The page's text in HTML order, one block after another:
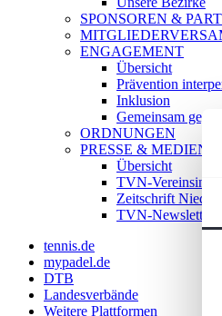
SPONSOREN &
ENGAGEMENT
Übersicht
Prävention
Inklusion
Gemeinsam
ORDNUNGEN
PRESSE & MEDIEN
Übersicht
TVN-Vereinsinfo
Zeitschrift
TVN-Newsletter
tennis.de
mypadel.de
DTB
Landesverbände
Weitere Plattformen